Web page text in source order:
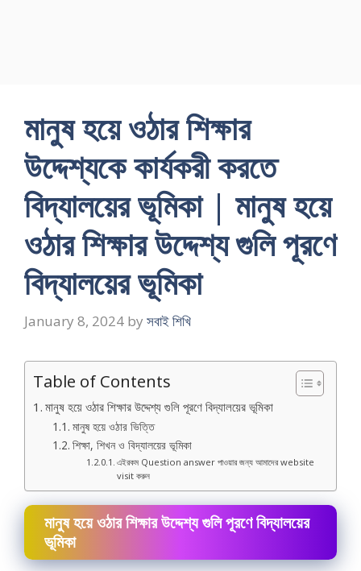
মানুষ হয়ে ওঠার শিক্ষার
উদ্দেশ্যকে কার্যকরী করতে
বিদ্যালয়ের ভূমিকা | মানুষ হয়ে
ওঠার শিক্ষার উদ্দেশ্য গুলি পূরণে
বিদ্যালয়ের ভূমিকা
January 8, 2024 by সবাই শিখি
Table of Contents
মানুষ হয়ে ওঠার শিক্ষার উদ্দেশ্য গুলি পূরণে বিদ্যালয়ের ভূমিকা
মানুষ হয়ে ওঠার ভিত্তি
শিক্ষা, শিখন ও বিদ্যালয়ের ভূমিকা
এইরকম Question answer পাওয়ার জন্য আমাদের website
visit করুন
মানুষ হয়ে ওঠার শিক্ষার উদ্দেশ্য গুলি পূরণে বিদ্যালয়ের
ভূমিকা